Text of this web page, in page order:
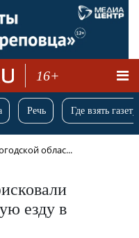
16+
Речь Где взять
облас...
езду в